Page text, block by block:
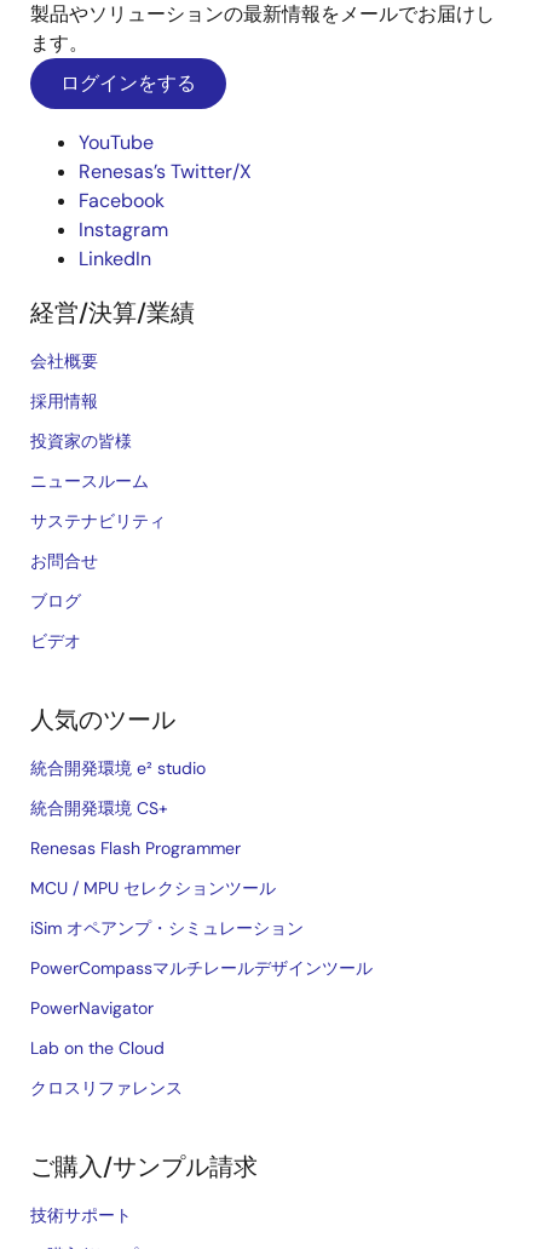
製品やソリューションの最新情報をメールでお届けし
ます。
ログインをする
YouTube
Renesas’s Twitter/X
Facebook
Instagram
LinkedIn
経営/決算/業績
会社概要
採用情報
投資家の皆様
ニュースルーム
サステナビリティ
お問合せ
ブログ
ビデオ
人気のツール
統合開発環境 e² studio
統合開発環境 CS+
Renesas Flash Programmer
MCU / MPU セレクションツール
iSim オペアンプ・シミュレーション
PowerCompassマルチレールデザインツール
PowerNavigator
Lab on the Cloud
クロスリファレンス
ご購入/サンプル請求
技術サポート